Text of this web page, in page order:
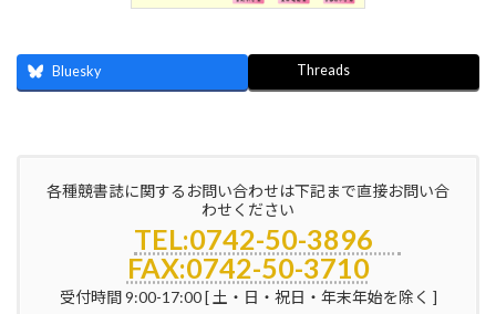
Bluesky Threads
各種競書誌に関するお問い合わせは下記まで直接お問い合
わせください
TEL:0742-50-3896
FAX:0742-50-3710
受付時間 9:00-17:00 [ 土・日・祝日・年末年始を除く ]